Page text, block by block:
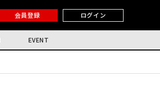
会員登録 ログイン
EVENT